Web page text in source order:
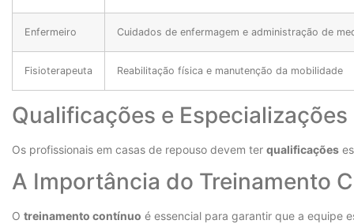
Enfermeiro Cuidados de enfermagem e administração de
Fisioterapeuta Reabilitação física e manutenção da mobilidade
Qualificações e
Os profissionais em casas de repouso devem ter qualificações
A Importância do Treinamento
O treinamento contínuo é essencial para garantir que a equipe